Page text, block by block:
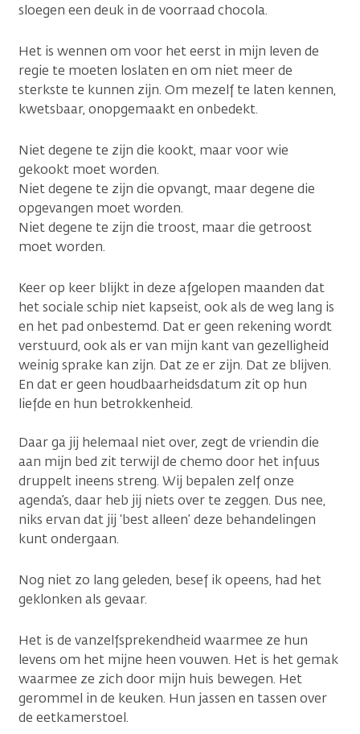
sloegen een deuk in de voorraad chocola.
Het is wennen om voor het eerst in mijn leven de
regie te moeten loslaten en om niet meer de
sterkste te kunnen zijn. Om mezelf te laten kennen,
kwetsbaar, onopgemaakt en onbedekt.
Niet degene te zijn die kookt, maar voor wie
gekookt moet worden.
Niet degene te zijn die opvangt, maar degene die
opgevangen moet worden.
Niet degene te zijn die troost, maar die getroost
moet worden.
Keer op keer blijkt in deze afgelopen maanden dat
het sociale schip niet kapseist, ook als de weg lang is
en het pad onbestemd. Dat er geen rekening wordt
verstuurd, ook als er van mijn kant van gezelligheid
weinig sprake kan zijn. Dat ze er zijn. Dat ze blijven.
En dat er geen houdbaarheidsdatum zit op hun
liefde en hun betrokkenheid.
Daar ga jij helemaal niet over, zegt de vriendin die
aan mijn bed zit terwijl de chemo door het infuus
druppelt ineens streng. Wij bepalen zelf onze
agenda’s, daar heb jij niets over te zeggen. Dus nee,
niks ervan dat jij ‘best alleen’ deze behandelingen
kunt ondergaan.
Nog niet zo lang geleden, besef ik opeens, had het
geklonken als gevaar.
Het is de vanzelfsprekendheid waarmee ze hun
levens om het mijne heen vouwen. Het is het gemak
waarmee ze zich door mijn huis bewegen. Het
gerommel in de keuken. Hun jassen en tassen over
de eetkamerstoel.